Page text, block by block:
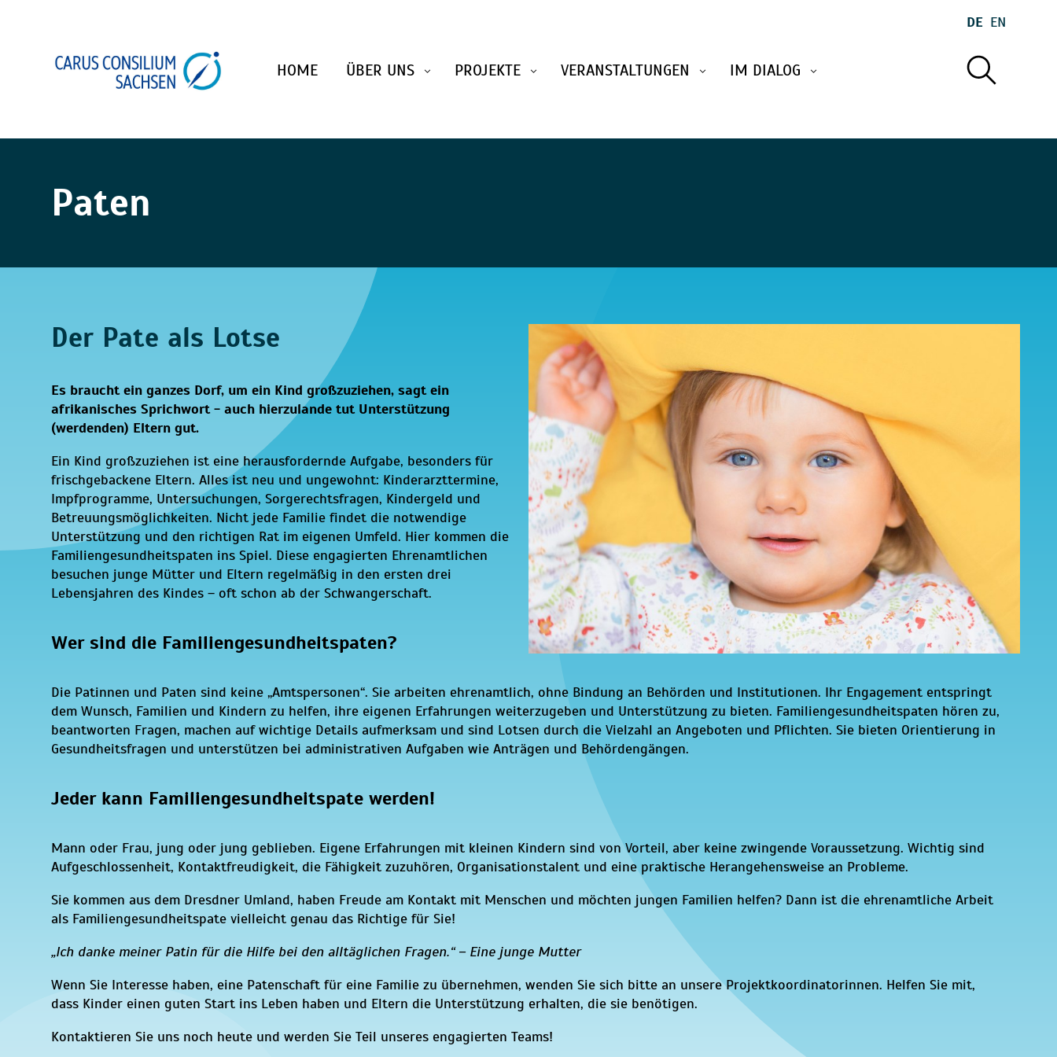
DE EN
HOME ÜBER UNS PROJEKTE VERANSTALTUNGEN IM DIALOG
Paten
Der Pate als Lotse
Es braucht ein ganzes Dorf, um ein Kind großzuziehen, sagt ein
afrikanisches Sprichwort - auch hierzulande tut Unterstützung
(werdenden) Eltern gut.
Ein Kind großzuziehen ist eine herausfordernde Aufgabe, besonders für
frischgebackene Eltern. Alles ist neu und ungewohnt: Kinderarzttermine,
Impfprogramme, Untersuchungen, Sorgerechtsfragen, Kindergeld und
Betreuungsmöglichkeiten. Nicht jede Familie findet die notwendige
Unterstützung und den richtigen Rat im eigenen Umfeld. Hier kommen die
Familiengesundheitspaten ins Spiel. Diese engagierten Ehrenamtlichen
besuchen junge Mütter und Eltern regelmäßig in den ersten drei
Lebensjahren des Kindes – oft schon ab der Schwangerschaft.
Wer sind die Familiengesundheitspaten?
Die Patinnen und Paten sind keine „Amtspersonen“. Sie arbeiten ehrenamtlich, ohne Bindung an Behörden und Institutionen. Ihr Engagement entspringt
dem Wunsch, Familien und Kindern zu helfen, ihre eigenen Erfahrungen weiterzugeben und Unterstützung zu bieten. Familiengesundheitspaten hören zu,
beantworten Fragen, machen auf wichtige Details aufmerksam und sind Lotsen durch die Vielzahl an Angeboten und Pflichten. Sie bieten Orientierung in
Gesundheitsfragen und unterstützen bei administrativen Aufgaben wie Anträgen und Behördengängen.
Jeder kann Familiengesundheitspate werden!
Mann oder Frau, jung oder jung geblieben. Eigene Erfahrungen mit kleinen Kindern sind von Vorteil, aber keine zwingende Voraussetzung. Wichtig sind
Aufgeschlossenheit, Kontaktfreudigkeit, die Fähigkeit zuzuhören, Organisationstalent und eine praktische Herangehensweise an Probleme.
Sie kommen aus dem Dresdner Umland, haben Freude am Kontakt mit Menschen und möchten jungen Familien helfen? Dann ist die ehrenamtliche Arbeit
als Familiengesundheitspate vielleicht genau das Richtige für Sie!
„Ich danke meiner Patin für die Hilfe bei den alltäglichen Fragen.“ – Eine junge Mutter
Wenn Sie Interesse haben, eine Patenschaft für eine Familie zu übernehmen, wenden Sie sich bitte an unsere Projektkoordinatorinnen. Helfen Sie mit,
dass Kinder einen guten Start ins Leben haben und Eltern die Unterstützung erhalten, die sie benötigen.
Kontaktieren Sie uns noch heute und werden Sie Teil unseres engagierten Teams!